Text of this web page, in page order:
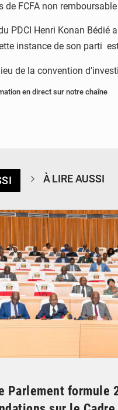
de FCFA non
PDCI Henri Konan
instance de son parti
de la convention
en direct sur notre chaîne
À LIRE AUSSI
Parlement formule